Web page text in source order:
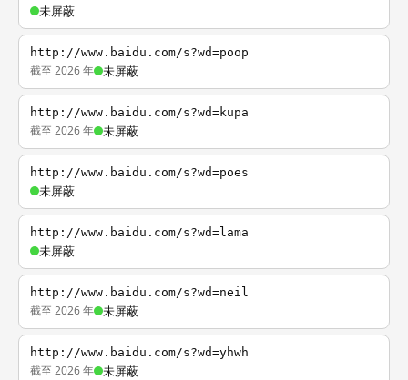
未屏蔽
http://www.baidu.com/s?wd=poop
截至 2026 年 未屏蔽
http://www.baidu.com/s?wd=kupa
截至 2026 年 未屏蔽
http://www.baidu.com/s?wd=poes
未屏蔽
http://www.baidu.com/s?wd=lama
未屏蔽
http://www.baidu.com/s?wd=neil
截至 2026 年 未屏蔽
http://www.baidu.com/s?wd=yhwh
截至 2026 年 未屏蔽